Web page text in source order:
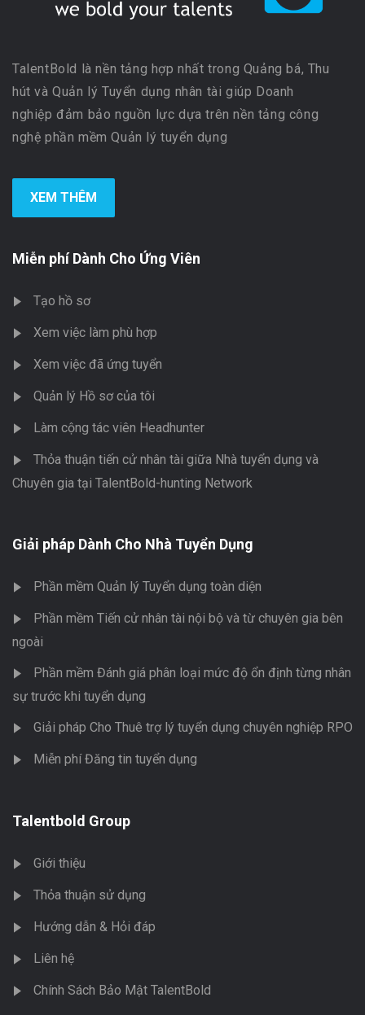
TalentBold là nền tảng hợp nhất trong Quảng bá, Thu
hút và Quản lý Tuyển dụng nhân tài giúp Doanh
nghiệp đảm bảo nguồn lực dựa trên nền tảng công
nghệ phần mềm Quản lý tuyển dụng
XEM THÊM
Miễn phí Dành Cho Ứng Viên
Tạo hồ sơ
Xem việc làm phù hợp
Xem việc đã ứng tuyển
Quản lý Hồ sơ của tôi
Làm cộng tác viên Headhunter
Thỏa thuận tiến cử nhân tài giữa Nhà tuyển dụng và
Chuyên gia tại TalentBold-hunting Network
Giải pháp Dành Cho Nhà Tuyển Dụng
Phần mềm Quản lý Tuyển dụng toàn diện
Phần mềm Tiến cử nhân tài nội bộ và từ chuyên gia bên
ngoài
Phần mềm Đánh giá phân loại mức độ ổn định từng nhân
sự trước khi tuyển dụng
Giải pháp Cho Thuê trợ lý tuyển dụng chuyên nghiệp RPO
Miễn phí Đăng tin tuyển dụng
Talentbold Group
Giới thiệu
Thỏa thuận sử dụng
Hướng dẫn & Hỏi đáp
Liên hệ
Chính Sách Bảo Mật TalentBold